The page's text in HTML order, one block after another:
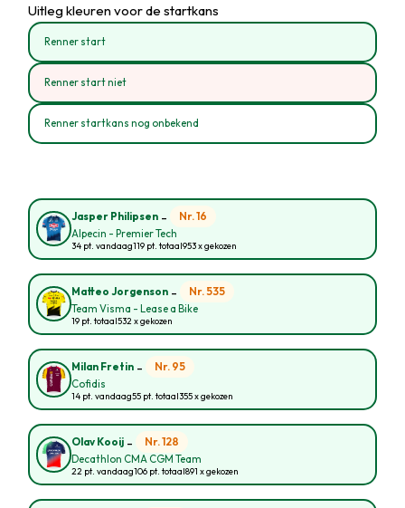
Uitleg kleuren voor de startkans
Renner start
Renner start niet
Renner startkans nog onbekend
Jasper Philipsen - Nr. 16
Alpecin - Premier Tech
34 pt. vandaag119 pt. totaal953 x gekozen
Matteo Jorgenson - Nr. 535
Team Visma - Lease a Bike
19 pt. totaal532 x gekozen
Milan Fretin - Nr. 95
Cofidis
14 pt. vandaag55 pt. totaal355 x gekozen
Olav Kooij - Nr. 128
Decathlon CMA CGM Team
22 pt. vandaag106 pt. totaal891 x gekozen